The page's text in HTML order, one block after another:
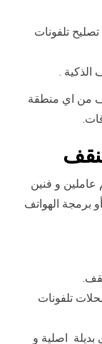
تلفونات
الذكية .
من اي منطقة
عاملين و فنين
برمجة الهواتف
تلفونات
اصلية و